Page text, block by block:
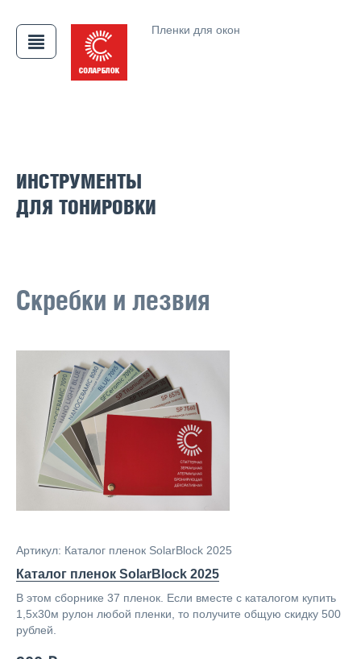
Пленки для окон
ИНСТРУМЕНТЫ
ДЛЯ ТОНИРОВКИ
Скребки и лезвия
Артикул: Каталог пленок SolarBlock 2025
Каталог пленок SolarBlock 2025
В этом сборнике 37 пленок. Если вместе с каталогом купить
1,5х30м рулон любой пленки, то получите общую скидку 500
рублей.